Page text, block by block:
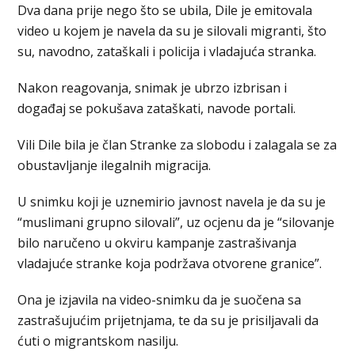
Dva dana prije nego što se ubila, Dile je emitovala
video u kojem je navela da su je silovali migranti, što
su, navodno, zataškali i policija i vladajuća stranka.
Nakon reagovanja, snimak je ubrzo izbrisan i
događaj se pokušava zataškati, navode portali.
Vili Dile bila je član Stranke za slobodu i zalagala se za
obustavljanje ilegalnih migracija.
U snimku koji je uznemirio javnost navela je da su je
“muslimani grupno silovali”, uz ocjenu da je “silovanje
bilo naručeno u okviru kampanje zastrašivanja
vladajuće stranke koja podržava otvorene granice”.
Ona je izjavila na video-snimku da je suočena sa
zastrašujućim prijetnjama, te da su je prisiljavali da
ćuti o migrantskom nasilju.